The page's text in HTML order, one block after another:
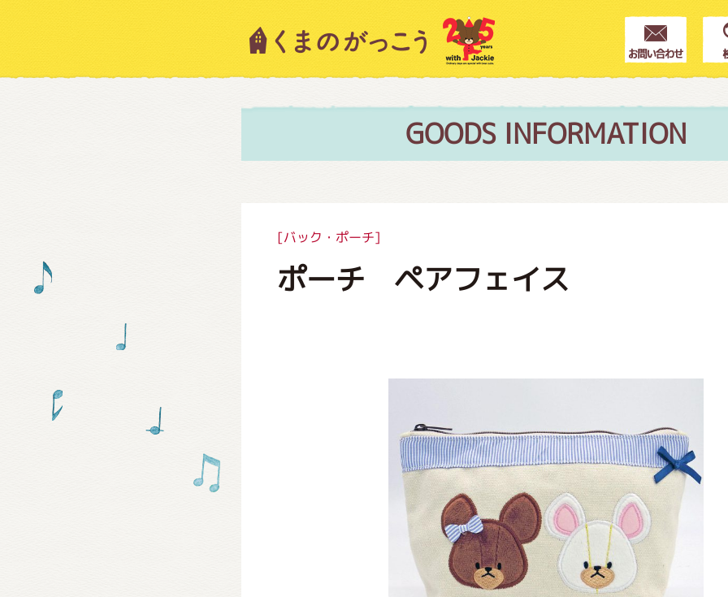
GOODS INFORMATION
[バック・ポーチ]
ポーチ ペアフェイス
キャラクター紹介
絵本・作家紹介
グッズインフォメーション
ミュージカル・コンサート
おたのしみコンテンツ(クイズ・AR・診断・占